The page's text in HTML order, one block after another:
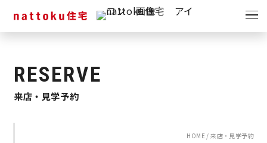
ショールーム
RESERVE
来店・見学予約
HOME/来店・見学予約